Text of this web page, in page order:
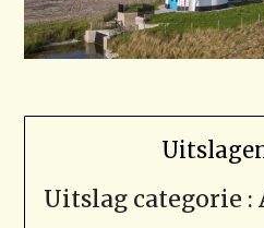
Uitslag categorie :